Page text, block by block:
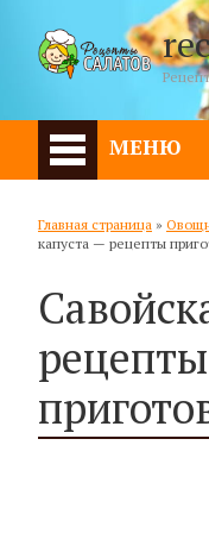
МЕНЮ
Главная страница »
капуста — рецепты
рецепты